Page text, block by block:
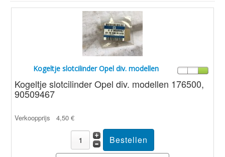
Kogeltje slotcilinder Opel div. modellen
Kogeltje slotcilinder Opel div. modellen 176500,
90509467
Verkoopprijs 4,50 €